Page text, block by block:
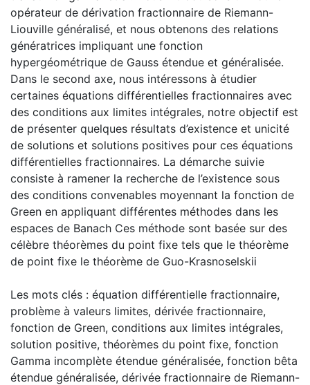
opérateur de dérivation fractionnaire de Riemann-
Liouville généralisé, et nous obtenons des relations
génératrices impliquant une fonction
hypergéométrique de Gauss étendue et généralisée.
Dans le second axe, nous intéressons à étudier
certaines équations différentielles fractionnaires avec
des conditions aux limites intégrales, notre objectif est
de présenter quelques résultats d’existence et unicité
de solutions et solutions positives pour ces équations
différentielles fractionnaires. La démarche suivie
consiste à ramener la recherche de l’existence sous
des conditions convenables moyennant la fonction de
Green en appliquant différentes méthodes dans les
espaces de Banach Ces méthode sont basée sur des
célèbre théorèmes du point fixe tels que le théorème
de point fixe le théorème de Guo-Krasnoselskii
Les mots clés : équation différentielle fractionnaire,
problème à valeurs limites, dérivée fractionnaire,
fonction de Green, conditions aux limites intégrales,
solution positive, théorèmes du point fixe, fonction
Gamma incomplète étendue généralisée, fonction bêta
étendue généralisée, dérivée fractionnaire de Riemann-